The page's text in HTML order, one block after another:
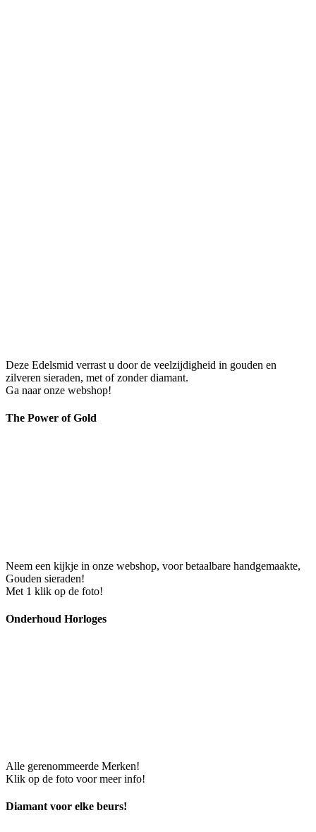
Deze Edelsmid verrast u door de veelzijdigheid in gouden en
zilveren sieraden, met of zonder diamant.
Ga naar onze webshop!
The Power of Gold
Neem een kijkje in onze webshop, voor betaalbare handgemaakte,
Gouden sieraden!
Met 1 klik op de foto!
Onderhoud Horloges
Alle gerenommeerde Merken!
Klik op de foto voor meer info!
Diamant voor elke beurs!